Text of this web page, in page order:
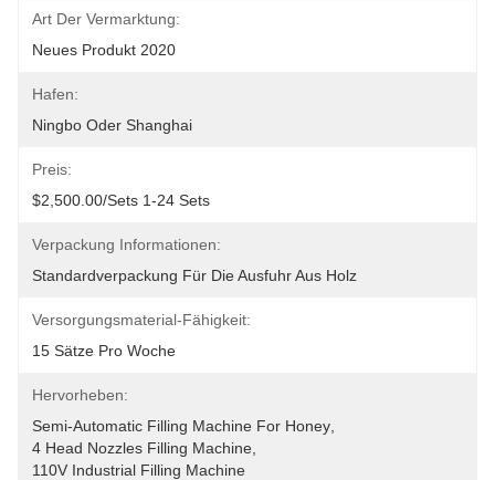
Art Der Vermarktung:
Neues Produkt 2020
Hafen:
Ningbo Oder Shanghai
Preis:
$2,500.00/sets 1-24 Sets
Verpackung Informationen:
Standardverpackung Für Die Ausfuhr Aus Holz
Versorgungsmaterial-Fähigkeit:
15 Sätze Pro Woche
Hervorheben:
Semi-Automatic Filling Machine For Honey
4 Head Nozzles Filling Machine
110V Industrial Filling Machine